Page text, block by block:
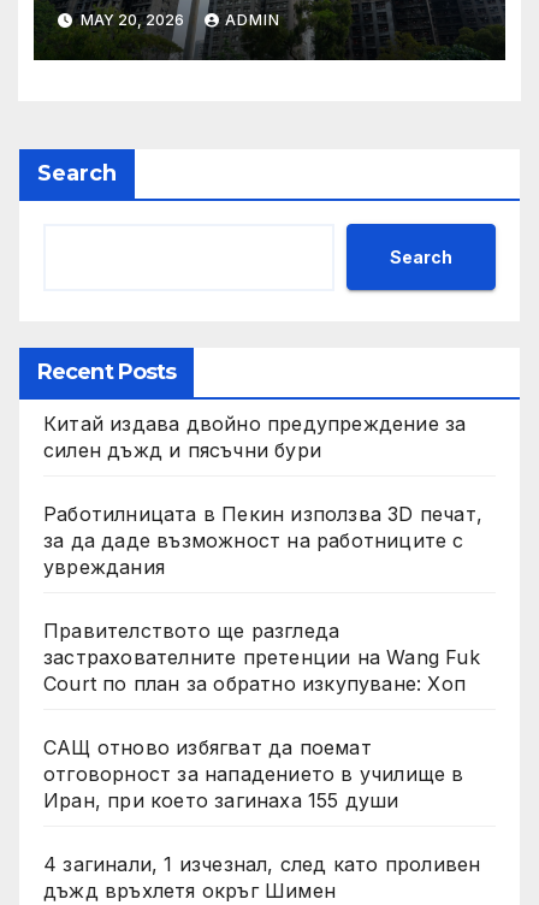
застрахователните
претенции на Wang Fuk
Court по план за обратно
MAY 20, 2026 ADMIN
Search
Search
Recent Posts
Китай издава двойно предупреждение за
силен дъжд и пясъчни бури
Работилницата в Пекин използва 3D печат,
за да даде възможност на работниците с
увреждания
Правителството ще разгледа
застрахователните претенции на Wang Fuk
Court по план за обратно изкупуване: Хоп
САЩ отново избягват да поемат
отговорност за нападението в училище в
Иран, при което загинаха 155 души
4 загинали, 1 изчезнал, след като проливен
дъжд връхлетя окръг Шимен